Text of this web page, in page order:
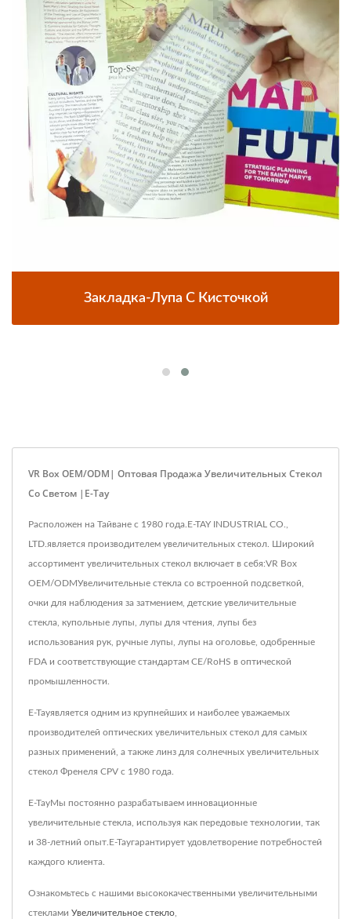
Закладка-Лупа С Кисточкой
VR Box OEM/ODM| Оптовая Продажа Увеличительных Стекол
Со Светом |E-Tay
Расположен на Тайване с 1980 года.E-TAY INDUSTRIAL CO.,
LTD.является производителем увеличительных стекол. Широкий
ассортимент увеличительных стекол включает в себя:VR Box
OEM/ODMУвеличительные стекла со встроенной подсветкой,
очки для наблюдения за затмением, детские увеличительные
стекла, купольные лупы, лупы для чтения, лупы без
использования рук, ручные лупы, лупы на оголовье, одобренные
FDA и соответствующие стандартам CE/RoHS в оптической
промышленности.
E-Tayявляется одним из крупнейших и наиболее уважаемых
производителей оптических увеличительных стекол для самых
разных применений, а также линз для солнечных увеличительных
стекол Френеля CPV с 1980 года.
E-TayМы постоянно разрабатываем инновационные
увеличительные стекла, используя как передовые технологии, так
и 38-летний опыт.E-Tayгарантирует удовлетворение потребностей
каждого клиента.
Ознакомьтесь с нашими высококачественными увеличительными
стеклами Увеличительное стекло